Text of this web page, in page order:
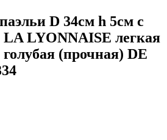
D 34см h 5см с
LYONNAISE легкая
(прочная) DE